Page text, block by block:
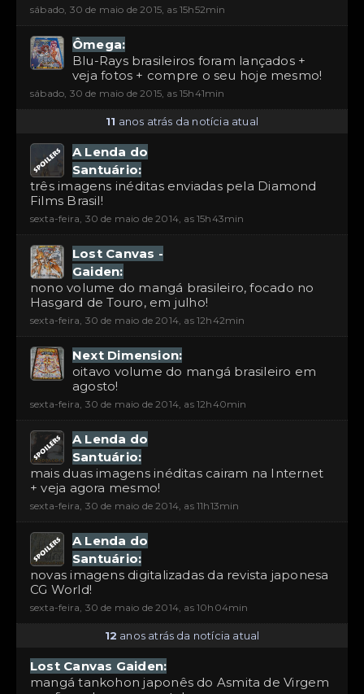
sábado, 30 de maio de 2015, as 15h52min
Ômega:
Blu-Rays brasileiros foram lançados +
veja fotos + compre o seu hoje mesmo!
sábado, 30 de maio de 2015, as 15h41min
11 anos atrás da notícia atual
A Lenda do
Santuário:
três imagens inéditas enviadas pela Diamond
Films Brasil!
sexta-feira, 30 de maio de 2014, as 15h43min
Lost Canvas -
Gaiden:
nono volume do mangá brasileiro, focado no
Hasgard de Touro, em julho!
sexta-feira, 30 de maio de 2014, as 12h42min
Next Dimension:
oitavo volume do mangá brasileiro em
agosto!
sexta-feira, 30 de maio de 2014, as 12h40min
A Lenda do
Santuário:
mais duas imagens inéditas cairam na Internet
+ veja agora mesmo!
sexta-feira, 30 de maio de 2014, as 11h13min
A Lenda do
Santuário:
novas imagens digitalizadas da revista japonesa
CG World!
sexta-feira, 30 de maio de 2014, as 10h04min
12 anos atrás da notícia atual
Lost Canvas Gaiden:
mangá tankohon japonês do Asmita de Virgem